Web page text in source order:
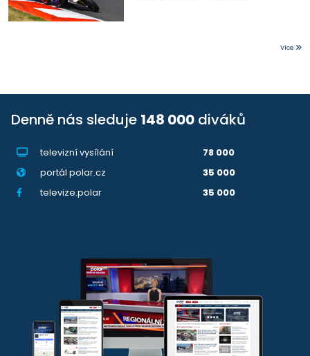
Více
Denně nás sleduje 148 000 diváků
televizní vysílání
78 000
portál polar.cz
35 000
televize.polar
35 000